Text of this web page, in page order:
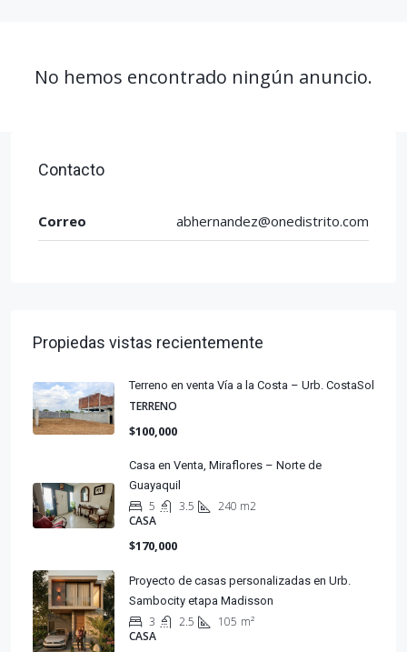
No hemos encontrado ningún anuncio.
Contacto
Correo abhernandez@onedistrito.com
Propiedas vistas recientemente
Terreno en venta Vía a la Costa – Urb. CostaSol
TERRENO
$100,000
Casa en Venta, Miraflores – Norte de
Guayaquil
5 3.5
240 m2
CASA
$170,000
Proyecto de casas personalizadas en Urb.
Sambocity etapa Madisson
3 2.5 105 m²
CASA